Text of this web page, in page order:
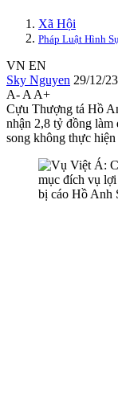
Xã Hội
Pháp Luật Hình
VN EN
Sky Nguyen 29/12/
A- A A+
Cựu Thượng tá Hồ
nhận 2,8 tỷ đồng làm
song không thực
bị cáo Hồ Anh